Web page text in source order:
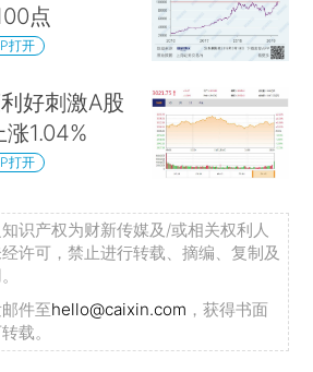
点
打开
好刺激A股
1.04%
打开
识产权为财新传媒及/或相关权利人
许可，禁止进行转载、摘编、复制及
件至hello@caixin.com ，获得书面
载。